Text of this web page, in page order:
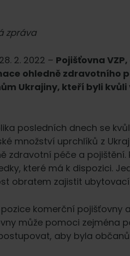
zpráva
2. 2022 – Pojišťovna
ohledně zdravotního
Ukrajiny, kteří byli
posledních dnech se
množství uprchlíků z
zdravotní péče a pojištění.
které má k dispozici.
obratem zajistit
pozice komerční
může pomoci zejména
aby byla